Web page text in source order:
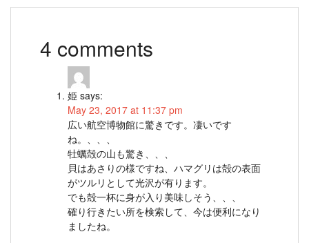
4 comments
姫 says:
May 23, 2017 at 11:37 pm
広い航空博物館に驚きです。凄いです
ね。、、、
牡蠣殻の山も驚き、、、
貝はあさりの様ですね、ハマグリは殻の表面
がツルリとして光沢が有ります。
でも殻一杯に身が入り美味しそう、、、
確り行きたい所を検索して、今は便利になり
ましたね。